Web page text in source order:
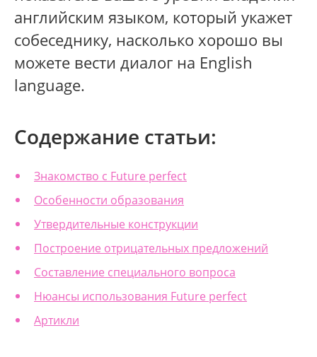
английским языком, который укажет
собеседнику, насколько хорошо вы
можете вести диалог на English
language.
Содержание статьи:
Знакомство с Future perfect
Особенности образования
Утвердительные конструкции
Построение отрицательных предложений
Составление специального вопроса
Нюансы использования Future perfect
Артикли